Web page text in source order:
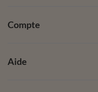
Compte
Aide